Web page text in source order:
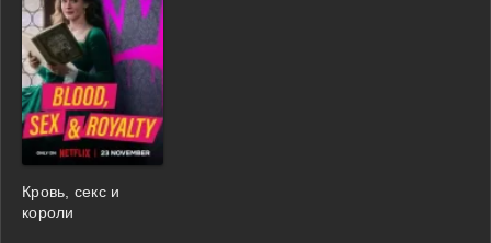
Кровь, секс и
короли